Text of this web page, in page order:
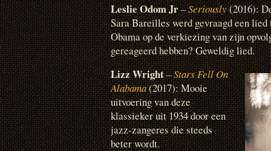
Leslie Odom Jr–Seriously(2016):
Sara Bareilles werd gevraagd een
Obama op de verkiezing van zijn
gereageerd hebben? Geweldig lied.
Lizz Wright–Stars Fell On
Alabama(2017): Mooie
uitvoering van deze
klassieker uit 1934 door een
jazz-zangeres die steeds
beter wordt.